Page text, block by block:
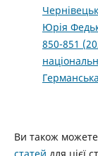
Юрія
850-851
Ви також можете